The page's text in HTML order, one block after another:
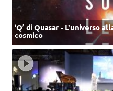
‘Q’ di Quasar - L'universo
cosmico